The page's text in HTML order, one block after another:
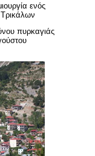
ενός
πυρκαγιάς